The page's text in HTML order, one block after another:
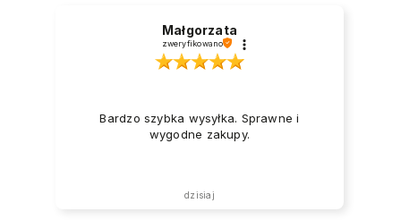
Małgorzata
zweryfikowano
Bardzo szybka wysyłka. Sprawne i
wygodne zakupy.
dzisiaj